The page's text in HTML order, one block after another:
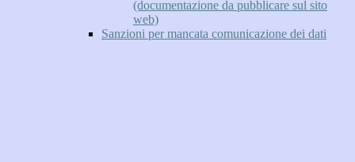
(documentazione da pubblicare sul sito
web)
Sanzioni per mancata comunicazione dei dati